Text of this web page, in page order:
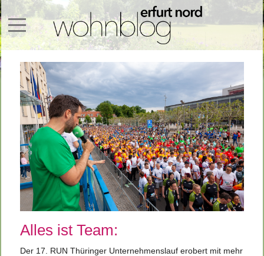
Mobile Menu Toggle
Alles ist Team:
Der 17. RUN Thüringer Unternehmenslauf erobert mit mehr